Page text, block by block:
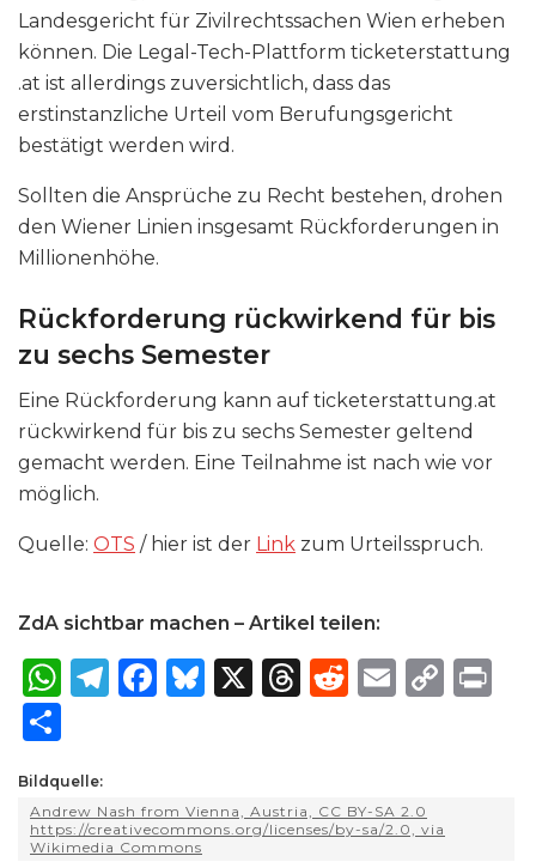
Landesgericht für Zivilrechtssachen Wien erheben
können. Die Legal-Tech-Plattform ticketerstattung​
.at ist allerdings zuversichtlich, dass das
erstinstanzliche Urteil vom Berufungsgericht
bestätigt werden wird.
Sollten die Ansprüche zu Recht bestehen, drohen
den Wiener Linien insgesamt Rückforderungen in
Millionenhöhe.
Rückforderung rückwirkend für bis
zu sechs Semester
Eine Rückforderung kann auf ticketerstattung​.at
rückwirkend für bis zu sechs Semester geltend
gemacht werden. Eine Teilnahme ist nach wie vor
möglich.
Quelle: OTS / hier ist der Link zum Urteilsspruch.
ZdA sichtbar machen – Artikel teilen:
W
ts
A
T
ra
F
b
B
k
X
T
d
R
t
E
C
Li
ar
e
Bildquelle:
Andrew Nash from Vienna, Austria, CC BY-SA 2.0
https://creativecommons.org/licenses/by-sa/2.0, via
Wikimedia Commons